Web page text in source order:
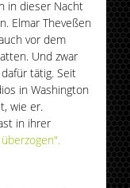
in dieser Nacht
Elmar Theveßen
vor dem
Und zwar
dafür tätig. Seit
in Washington
wie er.
in ihrer